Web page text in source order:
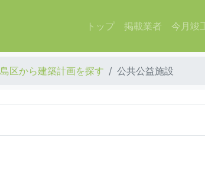
トップ 掲載業者 今月竣
区から建築計画を探す 公共公益施設